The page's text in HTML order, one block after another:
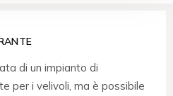
di un impianto di
per i velivoli, ma è possibile